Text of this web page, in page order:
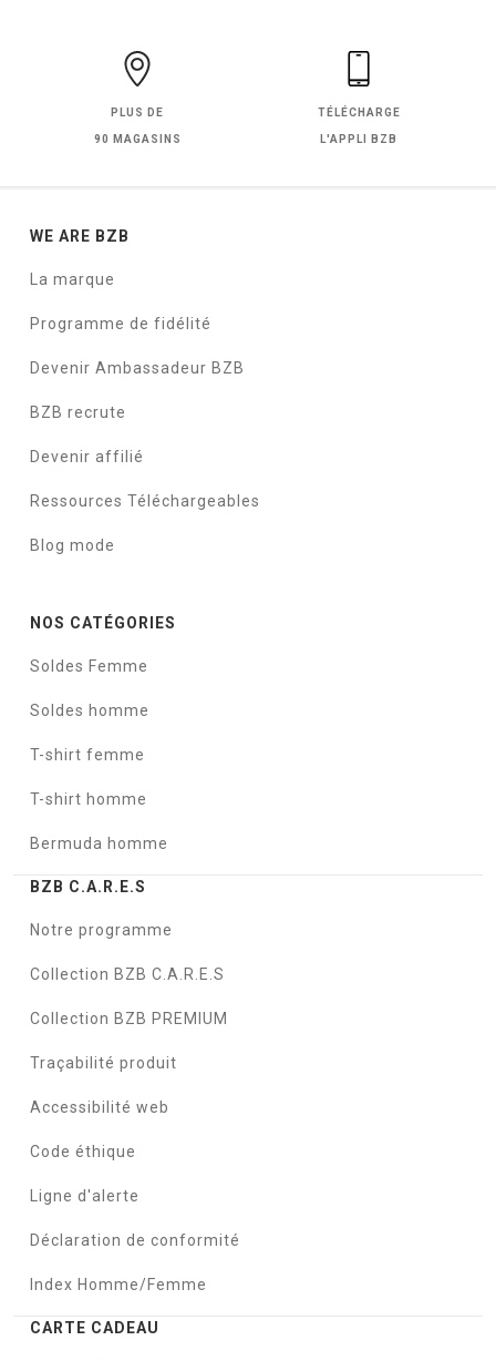
PLUS DE
90 MAGASINS
TÉLÉCHARGE
L'APPLI BZB
WE ARE BZB
La marque
Programme de fidélité
Devenir Ambassadeur BZB
BZB recrute
Devenir affilié
Ressources Téléchargeables
Blog mode
NOS CATÉGORIES
Soldes Femme
Soldes homme
T-shirt femme
T-shirt homme
Bermuda homme
BZB C.A.R.E.S
Notre programme
Collection BZB C.A.R.E.S
Collection BZB PREMIUM
Traçabilité produit
Accessibilité web
Code éthique
Ligne d'alerte
Déclaration de conformité
Index Homme/Femme
CARTE CADEAU